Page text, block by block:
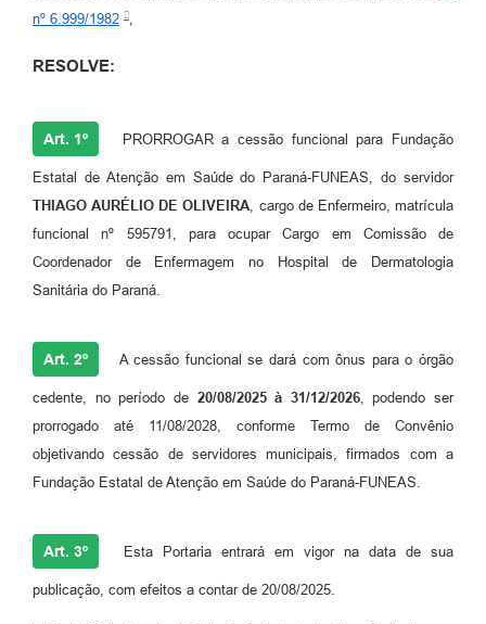
nº 6.999/1982
,
RESOLVE:
Art. 1º PRORROGAR a cessão funcional para Fundação
Estatal de Atenção em Saúde do Paraná-FUNEAS, do servidor
THIAGO AURÉLIO DE OLIVEIRA, cargo de Enfermeiro, matrícula
funcional nº 595791, para ocupar Cargo em Comissão de
Coordenador de Enfermagem no Hospital de Dermatologia
Sanitária do Paraná.
Art. 2º A cessão funcional se dará com ônus para o órgão
cedente, no período de 20/08/2025 à 31/12/2026, podendo ser
prorrogado até 11/08/2028, conforme Termo de Convênio
objetivando cessão de servidores municipais, firmados com a
Fundação Estatal de Atenção em Saúde do Paraná-FUNEAS.
Art. 3º Esta Portaria entrará em vigor na data de sua
publicação, com efeitos a contar de 20/08/2025.